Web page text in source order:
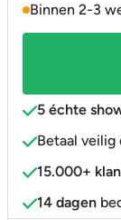
Miller
beige
(minimale
afname
m2)
R9
Binnen 2-3
5 échte
Betaal veilig
15.000+
14 dagen